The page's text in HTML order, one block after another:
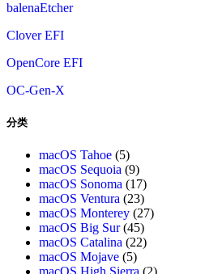
balenaEtcher
Clover EFI
OpenCore EFI
OC-Gen-X
分类
macOS Tahoe (5)
macOS Sequoia (9)
macOS Sonoma (17)
macOS Ventura (23)
macOS Monterey (27)
macOS Big Sur(45)
macOS Catalina (22)
macOS Mojave (5)